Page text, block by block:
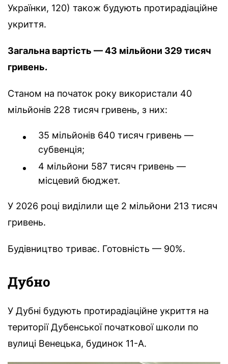
Українки, 120) також будують протирадіаційне
укриття.
Загальна вартість — 43 мільйони 329 тисяч
гривень.
Станом на початок року використали 40
мільйонів 228 тисяч гривень, з них:
35 мільйонів 640 тисяч гривень —
субвенція;
4 мільйони 587 тисяч гривень —
місцевий бюджет.
У 2026 році виділили ще 2 мільйони 213 тисяч
гривень.
Будівництво триває. Готовність — 90%.
Дубно
У Дубні будують протирадіаційне укриття на
території Дубенської початкової школи по
вулиці Венецька, будинок 11-А.